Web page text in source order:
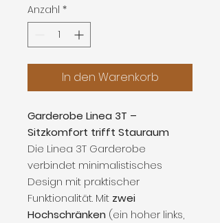
Anzahl *
In den Warenkorb
Garderobe Linea 3T –
Sitzkomfort trifft Stauraum
Die Linea 3T Garderobe
verbindet minimalistisches
Design mit praktischer
Funktionalität. Mit zwei
Hochschränken (ein hoher links,